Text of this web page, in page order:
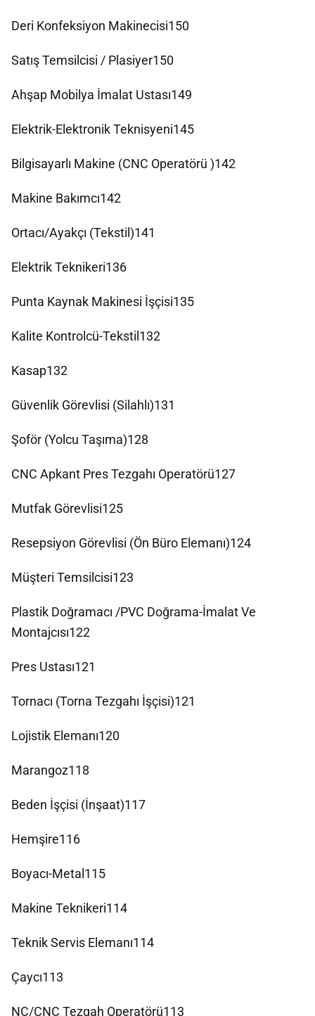
Deri Konfeksiyon Makinecisi150
Satış Temsilcisi / Plasiyer150
Ahşap Mobilya İmalat Ustası149
Elektrik-Elektronik Teknisyeni145
Bilgisayarlı Makine (CNC Operatörü )142
Makine Bakımcı142
Ortacı/Ayakçı (Tekstil)141
Elektrik Teknikeri136
Punta Kaynak Makinesi İşçisi135
Kalite Kontrolcü-Tekstil132
Kasap132
Güvenlik Görevlisi (Silahlı)131
Şoför (Yolcu Taşıma)128
CNC Apkant Pres Tezgahı Operatörü127
Mutfak Görevlisi125
Resepsiyon Görevlisi (Ön Büro Elemanı)124
Müşteri Temsilcisi123
Plastik Doğramacı /PVC Doğrama-İmalat Ve
Montajcısı122
Pres Ustası121
Tornacı (Torna Tezgahı İşçisi)121
Lojistik Elemanı120
Marangoz118
Beden İşçisi (İnşaat)117
Hemşire116
Boyacı-Metal115
Makine Teknikeri114
Teknik Servis Elemanı114
Çaycı113
NC/CNC Tezgah Operatörü113